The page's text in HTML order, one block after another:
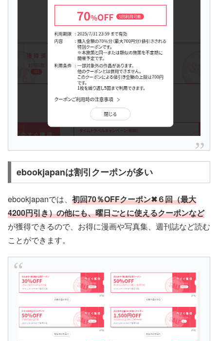
ebookjapanは割引クーポンが多い
ebookjapanでは、 初回70％OFFクーポン✖６回（最大
4200円引き）の他にも、曜日ごとに使えるクーポンなど
が獲得できるので、お得に漫画や写真集、週刊誌など読む
ことができます。